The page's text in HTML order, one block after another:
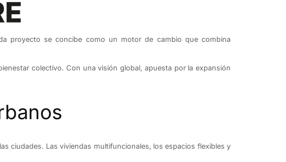
proyecto se concibe como un motor de cambio que combina
colectivo. Con una visión global, apuesta por la expansión
ciudades. Las viviendas multifuncionales, los espacios flexibles y